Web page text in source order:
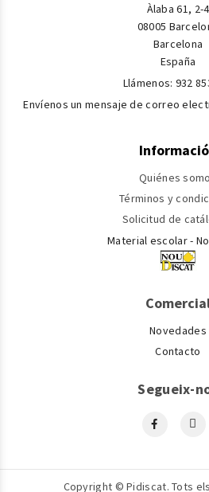
Àlaba 61, 2-4
08005
Barcelona
España
Llámenos: 932
Envíenos un mensaje de correo
Quiénes
Términos y
Solicitud de
Material escolar -
Novedades
Contacto
Segueix-
Copyright © Pidiscat. Tots